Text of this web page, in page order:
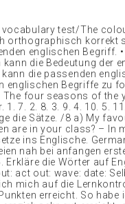
vocabulary test/The
orthographisch korrekt
englischen Begriff.
kann die Bedeutung
die passenden
englischen Begriffe zu
four seasons of the
7. 2. 8. 3. 9. 4. 10. 5.
die Sätze. /8 a) My
are in your class? – In
ins Englische.
nah bei anfangen
Erkläre die Wörter auf
act out: wave: date:
mich auf die
erreicht. So